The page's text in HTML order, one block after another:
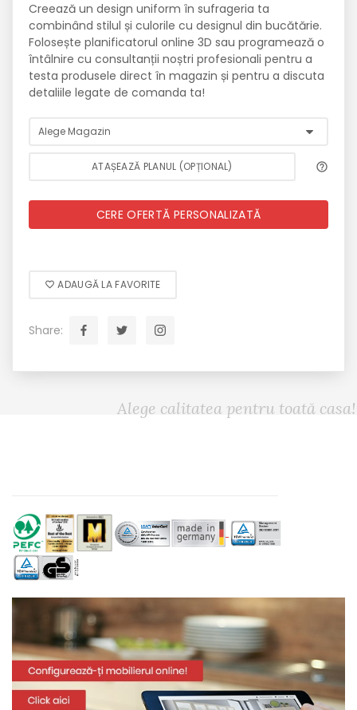
Creează un design uniform în sufrageria ta
combinând stilul și culorile cu designul din bucătărie.
Folosește planificatorul online 3D sau programează o
întâlnire cu consultanții noștri profesionali pentru a
testa produsele direct în magazin și pentru a discuta
detaliile legate de comanda ta!
ATAȘEAZĂ PLANUL (OPȚIONAL)
CERE OFERTĂ PERSONALIZATĂ
ADAUGĂ LA FAVORITE
Share:
Alege calitatea pentru toată casa!